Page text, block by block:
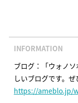
INFORMATION
ブログ：「ウォノ
しいブログです。ぜ
https://ameblo.jp/